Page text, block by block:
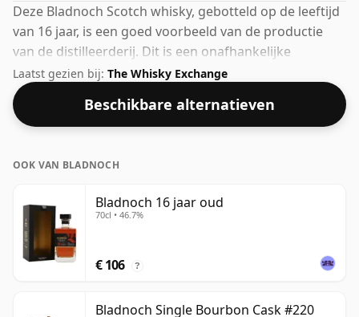
Deze Bladnoch Scotch whisky, gebotteld op de leeftijd
van 16 jaar, is een goed voorbeeld van de productie
van de distilleerderij. Dit is een onafhankelijke
botteling van het gerespecteerde whiskybedrijf
Gordon & Macphail. Altijd leuk om whisky's te zien
gebotteld op een alcoholpercentage van 43%, deze
wordt geleverd in de normale grootte van 70cl.
Laatst gezien bij: The Whisky Exchange
Beschikbare alternatieven
OOK VAN BLADNOCH
Bladnoch 16 jaar oud
70cl • 46.7%
€ 106 ?
Bladnoch Single Bourbon Cask #220